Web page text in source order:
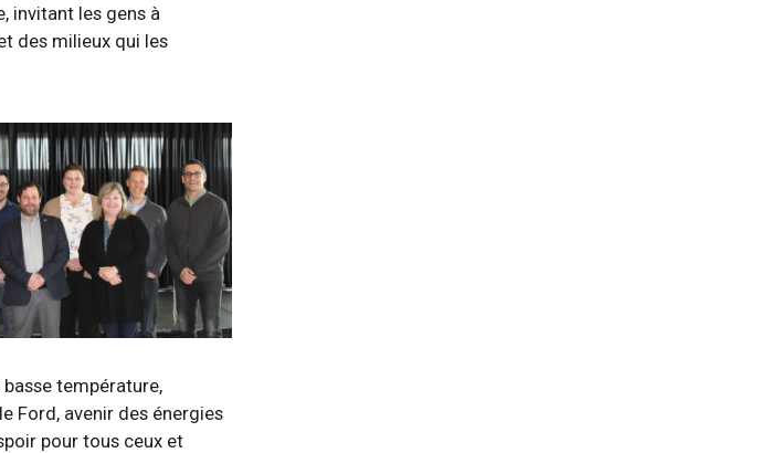
invitant les gens à
des milieux qui les
température,
Ford, avenir des énergies
pour tous ceux et